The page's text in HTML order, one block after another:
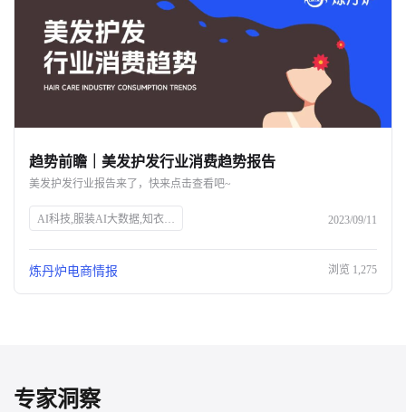
资源中心
新闻中心
关于我们
公司介绍
商机推荐
趋势前瞻｜美发护发行业消费趋势报告
美发护发行业报告来了，快来点击查看吧~
AI科技,服装AI大数据,知衣科技,头皮护理,防脱生发,美发护发行业,消费趋势,高端头皮精油,洗发水功效,消费者安全,中草药防脱,丰盈蓬松,免洗喷雾,Spes诗裴丝 2023/09/11
炼丹炉电商情报 浏览 1,275
专家洞察